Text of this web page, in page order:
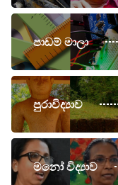
පාඩම් මාලා
පුරාවිද්‍යාව
මනෝ විද්‍යාව